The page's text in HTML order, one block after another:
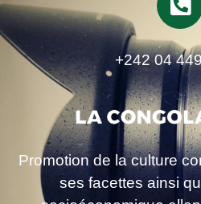
+242 04
Promotion de la culture
ses facettes ainsi